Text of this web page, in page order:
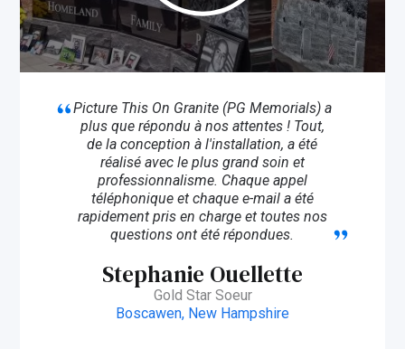
Picture This On Granite (PG Memorials) a
plus que répondu à nos attentes ! Tout,
de la conception à l'installation, a été
réalisé avec le plus grand soin et
professionnalisme. Chaque appel
téléphonique et chaque e-mail a été
rapidement pris en charge et toutes nos
questions ont été répondues.
Stephanie Ouellette
Gold Star Soeur
Boscawen, New Hampshire